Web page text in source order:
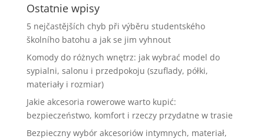
Ostatnie wpisy
5 nejčastějších chyb při výběru studentského
školního batohu a jak se jim vyhnout
Komody do różnych wnętrz: jak wybrać model do
sypialni, salonu i przedpokoju (szuflady, półki,
materiały i rozmiar)
Jakie akcesoria rowerowe warto kupić:
bezpieczeństwo, komfort i rzeczy przydatne w trasie
Bezpieczny wybór akcesoriów intymnych, materiał,